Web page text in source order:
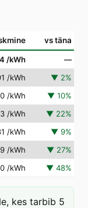
vs täna
/kWh
—
/kWh ▼ 2%
/kWh ▼ 10%
/kWh ▼ 22%
/kWh ▼ 9%
/kWh ▼ 27%
/kWh ▼ 48%
kes tarbib 5